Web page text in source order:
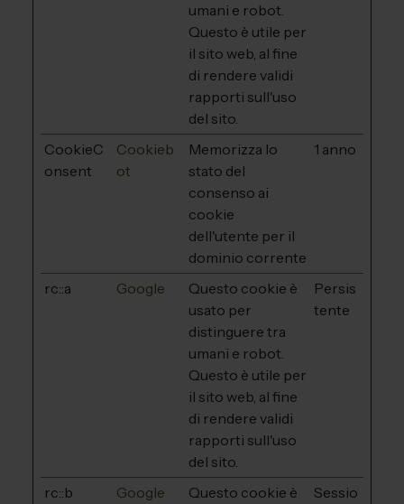
umani e robot.
Questo è utile per
il sito web, al fine
di rendere validi
rapporti sull'uso
del sito.
CookieC
onsent
Cookieb
ot
Memorizza lo
stato del
consenso ai
cookie
dell'utente per il
dominio corrente
1 anno
rc::a Google
Questo cookie è
usato per
distinguere tra
umani e robot.
Questo è utile per
il sito web, al fine
di rendere validi
rapporti sull'uso
del sito.
Persis
tente
rc::b Google
Questo cookie è
Sessio